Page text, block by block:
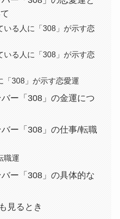
いる人に「308」が示す恋
いる人に「308」が示す恋
「308」が示す恋愛運
ー「308」の金運につ
ー「308」の仕事/転職
職運
ー「308」の具体的な
見るとき